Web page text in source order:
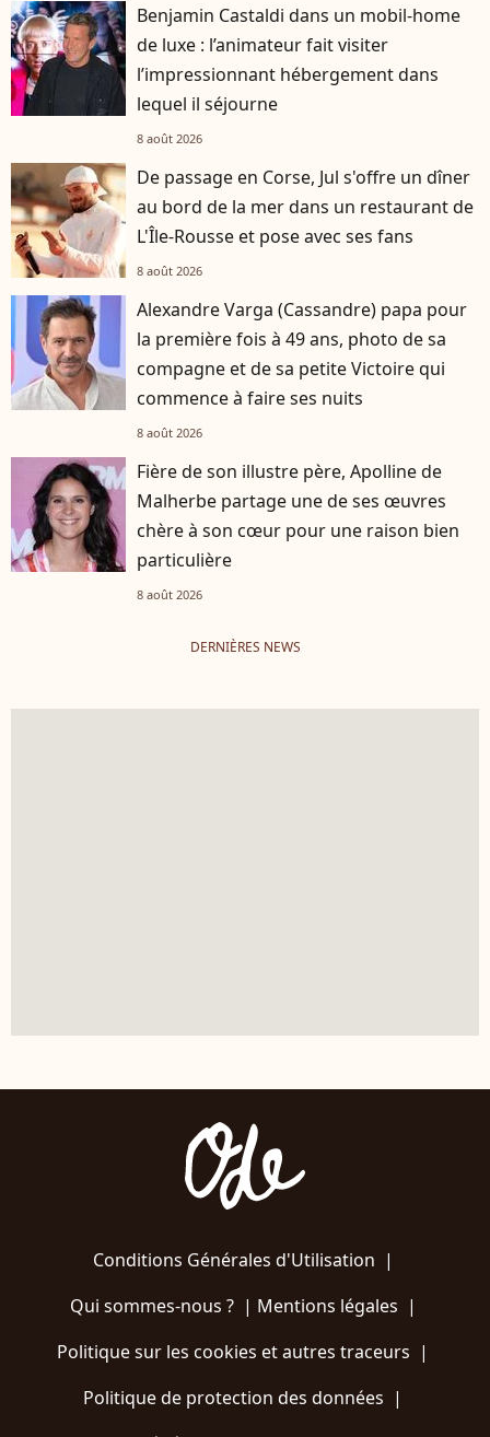
Benjamin Castaldi dans un mobil-home
de luxe : l’animateur fait visiter
l’impressionnant hébergement dans
lequel il séjourne
8 août 2026
De passage en Corse, Jul s'offre un dîner
au bord de la mer dans un restaurant de
L'Île-Rousse et pose avec ses fans
8 août 2026
Alexandre Varga (Cassandre) papa pour
la première fois à 49 ans, photo de sa
compagne et de sa petite Victoire qui
commence à faire ses nuits
8 août 2026
Fière de son illustre père, Apolline de
Malherbe partage une de ses œuvres
chère à son cœur pour une raison bien
particulière
8 août 2026
DERNIÈRES NEWS
Conditions Générales d'Utilisation |
Qui sommes-nous ?| Mentions légales |
Politique sur les cookies et autres traceurs |
Politique de protection des données |